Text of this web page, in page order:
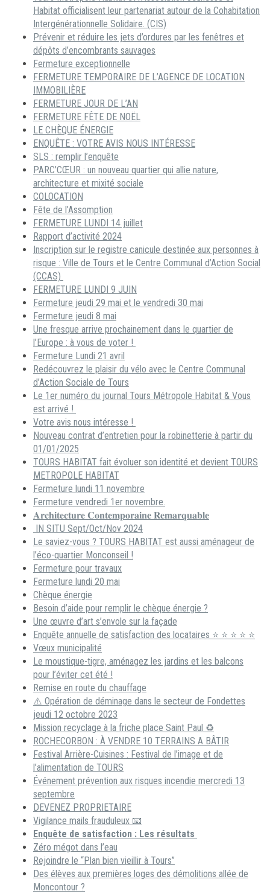
Habitat officialisent leur partenariat autour de la Cohabitation
Intergénérationnelle Solidaire. (CIS)
Prévenir et réduire les jets d’ordures par les fenêtres et
dépôts d’encombrants sauvages
Fermeture exceptionnelle
FERMETURE TEMPORAIRE DE L’AGENCE DE LOCATION
IMMOBILIÈRE
FERMETURE JOUR DE L’AN
FERMETURE FÊTE DE NOËL
LE CHÈQUE ÉNERGIE
ENQUÊTE : VOTRE AVIS NOUS INTÉRESSE
SLS : remplir l’enquête
PARC’CŒUR : un nouveau quartier qui allie nature,
architecture et mixité sociale
COLOCATION
Fête de l’Assomption
FERMETURE LUNDI 14 juillet
Rapport d’activité 2024
Inscription sur le registre canicule destinée aux personnes à
risque : Ville de Tours et le Centre Communal d’Action Social
(CCAS)
FERMETURE LUNDI 9 JUIN
Fermeture jeudi 29 mai et le vendredi 30 mai
Fermeture jeudi 8 mai
Une fresque arrive prochainement dans le quartier de
l’Europe : à vous de voter !
Fermeture Lundi 21 avril
Redécouvrez le plaisir du vélo avec le Centre Communal
d’Action Sociale de Tours
Le 1er numéro du journal Tours Métropole Habitat & Vous
est arrivé !
Votre avis nous intéresse !
Nouveau contrat d’entretien pour la robinetterie à partir du
01/01/2025
TOURS HABITAT fait évoluer son identité et devient TOURS
METROPOLE HABITAT
Fermeture lundi 11 novembre
Fermeture vendredi 1er novembre.
𝐀𝐫𝐜𝐡𝐢𝐭𝐞𝐜𝐭𝐮𝐫𝐞 𝐂𝐨𝐧𝐭𝐞𝐦𝐩𝐨𝐫𝐚𝐢𝐧𝐞 𝐑𝐞𝐦𝐚𝐫𝐪𝐮𝐚𝐛𝐥𝐞
IN SITU Sept/Oct/Nov 2024
Le saviez-vous ? TOURS HABITAT est aussi aménageur de
l’éco-quartier Monconseil !
Fermeture pour travaux
Fermeture lundi 20 mai
Chèque énergie
Besoin d’aide pour remplir le chèque énergie ?
Une œuvre d’art s’envole sur la façade
Enquête annuelle de satisfaction des locataires ⭐ ⭐ ⭐ ⭐ ⭐
Vœux municipalité
Le moustique-tigre, aménagez les jardins et les balcons
pour l’éviter cet été !
Remise en route du chauffage
⚠️ Opération de déminage dans le secteur de Fondettes
jeudi 12 octobre 2023
Mission recyclage à la friche place Saint Paul ♻️
ROCHECORBON : À VENDRE 10 TERRAINS A BÂTIR
Festival Arrière-Cuisines : Festival de l’image et de
l’alimentation de TOURS
Événement prévention aux risques incendie mercredi 13
septembre
DEVENEZ PROPRIETAIRE
Vigilance mails frauduleux 📧
Enquête de satisfaction : Les résultats
Zéro mégot dans l’eau
Rejoindre le “Plan bien vieillir à Tours”
Des élèves aux premières loges des démolitions allée de
Moncontour ?